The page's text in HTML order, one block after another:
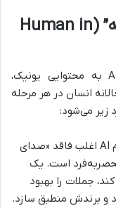
نقش بی‌بدیل “انسان در حلقه” (Human in
برای تبدیل محتوای تولید شده توسط AI به محتوایی یونیک،
انسان در هر مرحله
زیر می‌شود:
محتوای خام AI اغلب فاقد «صدای
است. یک
جملات را بهبود
و برندش منطبق سازد.